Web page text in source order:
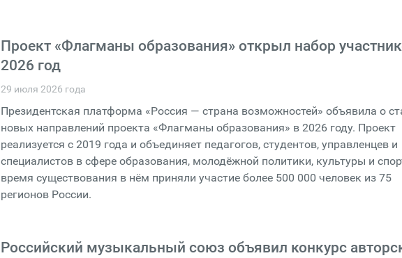
Проект «Флагманы образования» открыл набор
2026 год
29 июля 2026 года
Президентская платформа «Россия — страна возможностей» объявила о
новых направлений проекта «Флагманы образования» в 2026 году. Проект
реализуется с 2019 года и объединяет педагогов, студентов, управленцев и
специалистов в сфере образования, молодёжной политики, культуры и
время существования в нём приняли участие более 500 000 человек из 75
регионов России.
Российский музыкальный союз объявил конкурс